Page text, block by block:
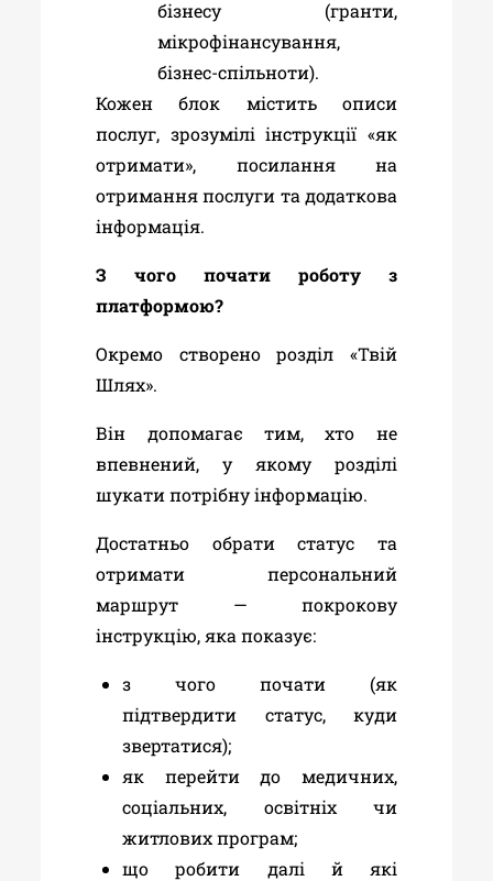
бізнесу (гранти,
мікрофінансування,
бізнес-спільноти).
Кожен блок містить описи
послуг, зрозумілі інструкції «як
отримати», посилання на
отримання послуги та додаткова
інформація.
З чого почати роботу з
платформою?
Окремо створено розділ «Твій
Шлях».
Він допомагає тим, хто не
впевнений, у якому розділі
шукати потрібну інформацію.
Достатньо обрати статус та
отримати персональний
маршрут — покрокову
інструкцію, яка показує:
з чого почати (як
підтвердити статус, куди
звертатися);
як перейти до медичних,
соціальних, освітніх чи
житлових програм;
що робити далі й які